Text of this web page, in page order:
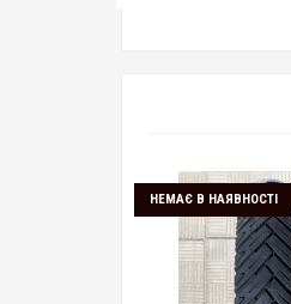
НЕМАЄ В НАЯВНОСТІ